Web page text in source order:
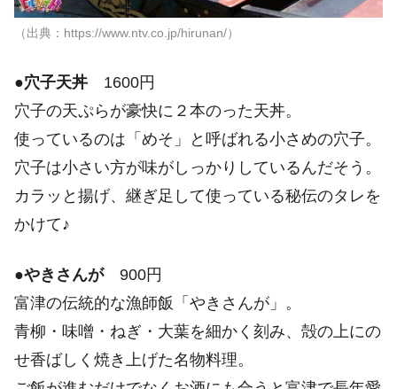
（出典：https://www.ntv.co.jp/hirunan/）
●穴子天丼 1600円
穴子の天ぷらが豪快に２本のった天丼。
使っているのは「めそ」と呼ばれる小さめの穴子。
穴子は小さい方が味がしっかりしているんだそう。
カラッと揚げ、継ぎ足して使っている秘伝のタレを
かけて♪
●やきさんが900円
富津の伝統的な漁師飯「やきさんが」。
青柳・味噌・ねぎ・大葉を細かく刻み、殻の上にの
せ香ばしく焼き上げた名物料理。